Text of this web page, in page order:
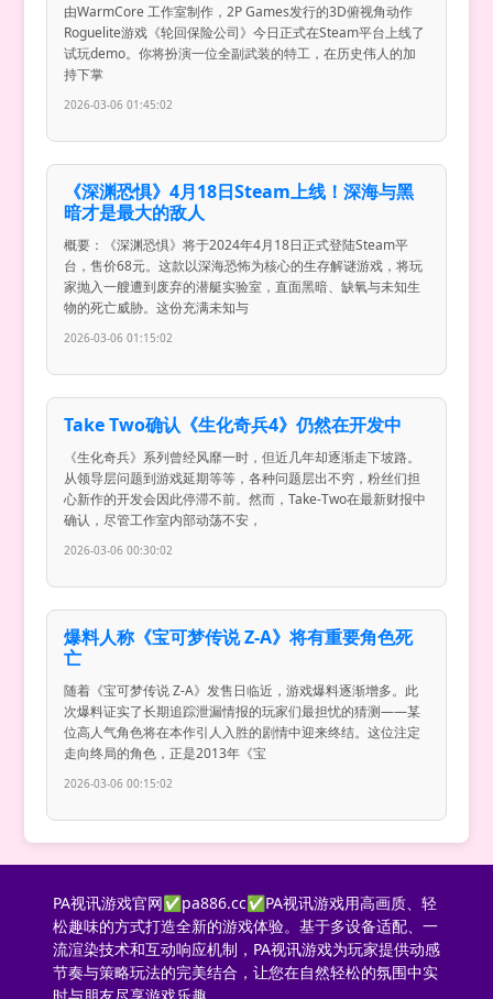
由WarmCore 工作室制作，2P Games发行的3D俯视角动作
Roguelite游戏《轮回保险公司》今日正式在Steam平台上线了
试玩demo。你将扮演一位全副武装的特工，在历史伟人的加
持下掌
2026-03-06 01:45:02
《深渊恐惧》4月18日Steam上线！深海与黑
暗才是最大的敌人
概要：《深渊恐惧》将于2024年4月18日正式登陆Steam平
台，售价68元。这款以深海恐怖为核心的生存解谜游戏，将玩
家抛入一艘遭到废弃的潜艇实验室，直面黑暗、缺氧与未知生
物的死亡威胁。这份充满未知与
2026-03-06 01:15:02
Take Two确认《生化奇兵4》仍然在开发中
《生化奇兵》系列曾经风靡一时，但近几年却逐渐走下坡路。
从领导层问题到游戏延期等等，各种问题层出不穷，粉丝们担
心新作的开发会因此停滞不前。然而，Take-Two在最新财报中
确认，尽管工作室内部动荡不安，
2026-03-06 00:30:02
爆料人称《宝可梦传说 Z-A》将有重要角色死
亡
随着《宝可梦传说 Z-A》发售日临近，游戏爆料逐渐增多。此
次爆料证实了长期追踪泄漏情报的玩家们最担忧的猜测——某
位高人气角色将在本作引人入胜的剧情中迎来终结。这位注定
走向终局的角色，正是2013年《宝
2026-03-06 00:15:02
PA视讯游戏官网✅pa886.cc✅PA视讯游戏用高画质、轻
松趣味的方式打造全新的游戏体验。基于多设备适配、一
流渲染技术和互动响应机制，PA视讯游戏为玩家提供动感
节奏与策略玩法的完美结合，让您在自然轻松的氛围中实